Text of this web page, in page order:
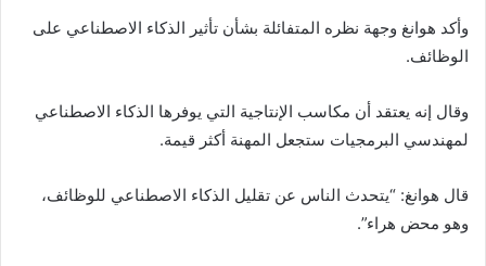
وأكد هوانغ وجهة نظره المتفائلة بشأن تأثير الذكاء الاصطناعي على
الوظائف.
وقال إنه يعتقد أن مكاسب الإنتاجية التي يوفرها الذكاء الاصطناعي
لمهندسي البرمجيات ستجعل المهنة أكثر قيمة.
قال هوانغ: “يتحدث الناس عن تقليل الذكاء الاصطناعي للوظائف،
وهو محض هراء”.